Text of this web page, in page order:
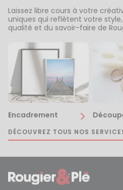
Laissez libre cours à votre
uniques qui reflètent votre
qualité et du savoir-faire de
Encadrement
DÉCOUVREZ TOUS NOS